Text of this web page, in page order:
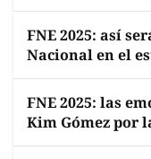
FNE 2025: así
Nacional en el
FNE 2025: las
Kim Gómez por